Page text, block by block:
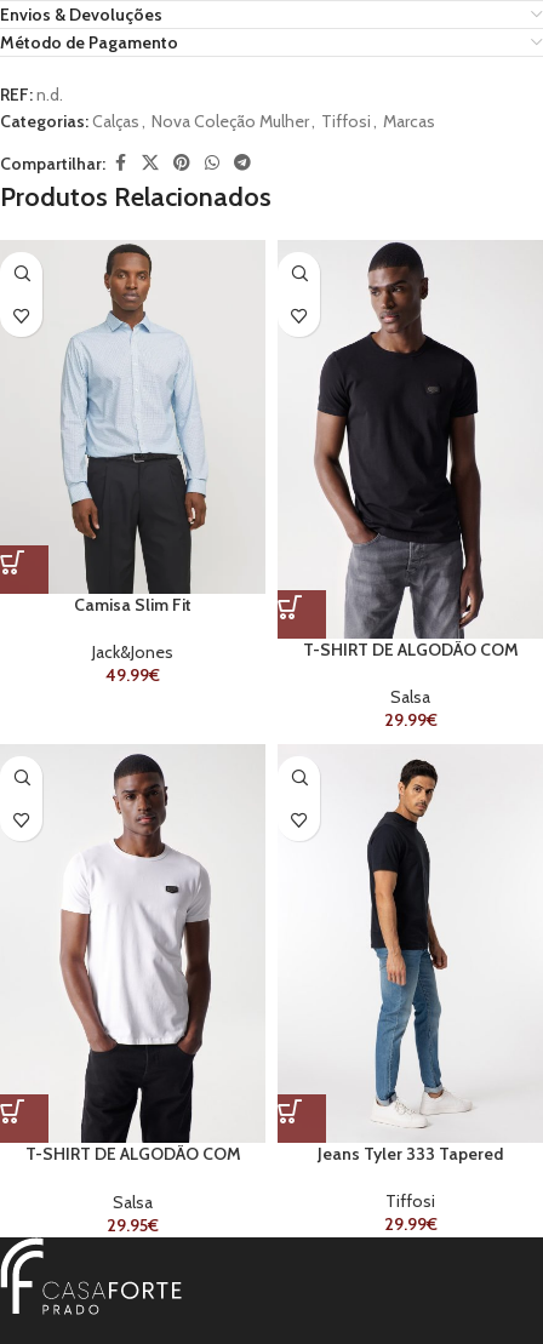
Envios & Devoluções
Método de Pagamento
REF:n.d.
Categorias:Calças, Nova Coleção Mulher, Tiffosi, Marcas
Compartilhar:
Produtos Relacionados
Camisa Slim Fit
Jack&Jones
49.99€
T-SHIRT DE ALGODÃO COM
Salsa
29.99€
T-SHIRT DE ALGODÃO COM
Salsa
29.95€
Jeans Tyler 333 Tapered
Tiffosi
29.99€